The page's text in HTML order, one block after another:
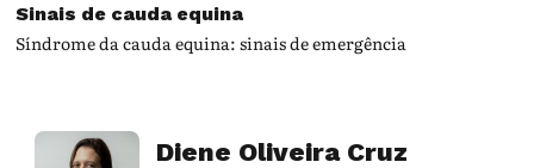
Sinais de cauda equina
Síndrome da cauda equina: sinais de emergência
Diene Oliveira Cruz